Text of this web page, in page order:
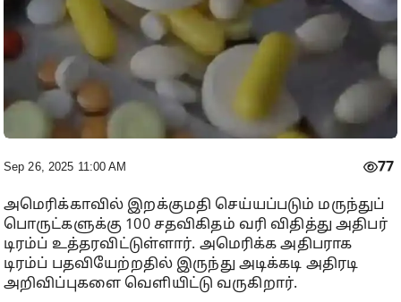
Sep 26, 2025 11:00 AM 77
அமெரிக்காவில் இறக்குமதி செய்யப்படும் மருந்துப்
பொருட்களுக்கு 100 சதவிகிதம் வரி விதித்து அதிபர்
டிரம்ப் உத்தரவிட்டுள்ளார். அமெரிக்க அதிபராக
டிரம்ப் பதவியேற்றதில் இருந்து அடிக்கடி அதிரடி
அறிவிப்புகளை வெளியிட்டு வருகிறார்.